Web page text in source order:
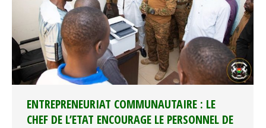
ENTREPRENEURIAT COMMUNAUTAIRE : LE
CHEF DE L’ETAT ENCOURAGE LE PERSONNEL DE